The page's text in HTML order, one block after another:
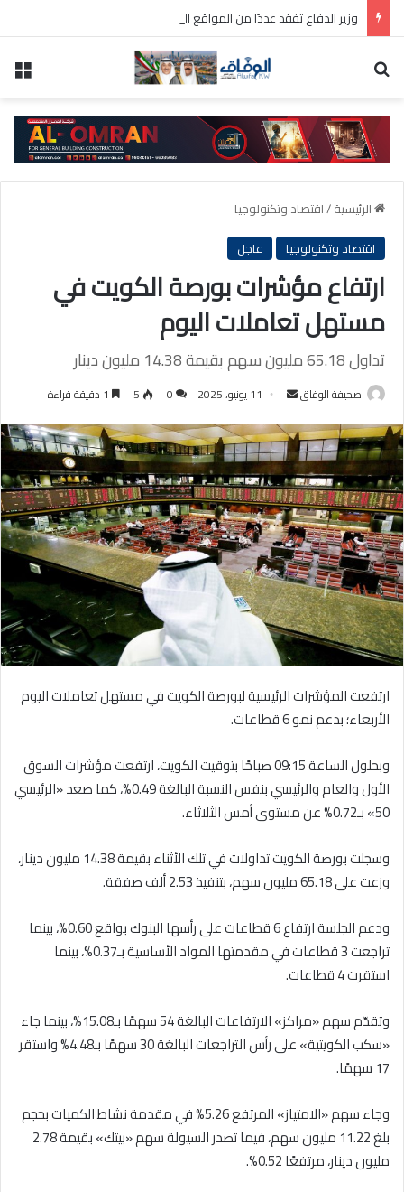
الرئيسية/اقتصاد وتكنولوجيا
اقتصاد وتكنولوجيا
عاجل
ارتفاع مؤشرات بورصة الكويت في
مستهل تعاملات اليوم
تداول 65.18 مليون سهم بقيمة 14.38 مليون دينار
صحيفة الوفاق
أرسل
إلكترونيا
11 يونيو، 2025 0
5
ارتفعت المؤشرات الرئيسية لبورصة الكويت في مستهل تعاملات اليوم
الأربعاء؛ بدعم نمو 6 قطاعات.
وبحلول الساعة 09:15 صباحًا بتوقيت الكويت، ارتفعت مؤشرات السوق
الأول والعام والرئيسي بنفس النسبة البالغة 0.49%، كما صعد «الرئيسي
50» بـ0.72% عن مستوى أمس الثلاثاء.
وسجلت بورصة الكويت تداولات في تلك الأثناء بقيمة 14.38 مليون دينار،
وزعت على 65.18 مليون سهم، بتنفيذ 2.53 ألف صفقة.
ودعم الجلسة ارتفاع 6 قطاعات على رأسها البنوك بواقع 0.60%، بينما
تراجعت 3 قطاعات في مقدمتها المواد الأساسية بـ0.37%، بينما
استقرت 4 قطاعات.
وتقدّم سهم «مراكز» الارتفاعات البالغة 54 سهمًا بـ15.08%، بينما جاء
«سكب الكويتية» على رأس التراجعات البالغة 30 سهمًا بـ4.48% واستقر
17 سهمًا.
وجاء سهم «الامتياز» المرتفع 5.26% في مقدمة نشاط الكميات بحجم
بلغ 11.22 مليون سهم، فيما تصدر السيولة سهم «بيتك» بقيمة 2.78
مليون دينار، مرتفعًا 0.52%.